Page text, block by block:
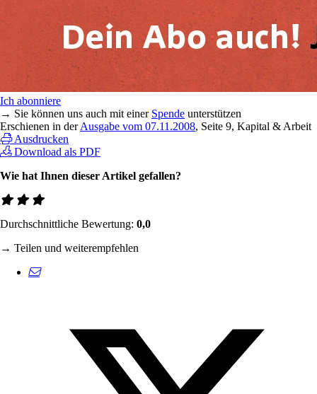
Ich abonniere
→ Sie können uns auch mit einer Spende unterstützen
Erschienen in derAusgabe vom 07.11.2008, Seite 9, Kapital & Arbeit
Ausdrucken
Download als PDF
Wie hat Ihnen dieser Artikel gefallen?
Durchschnittliche Bewertung: 0,0
→ Teilen und weiterempfehlen